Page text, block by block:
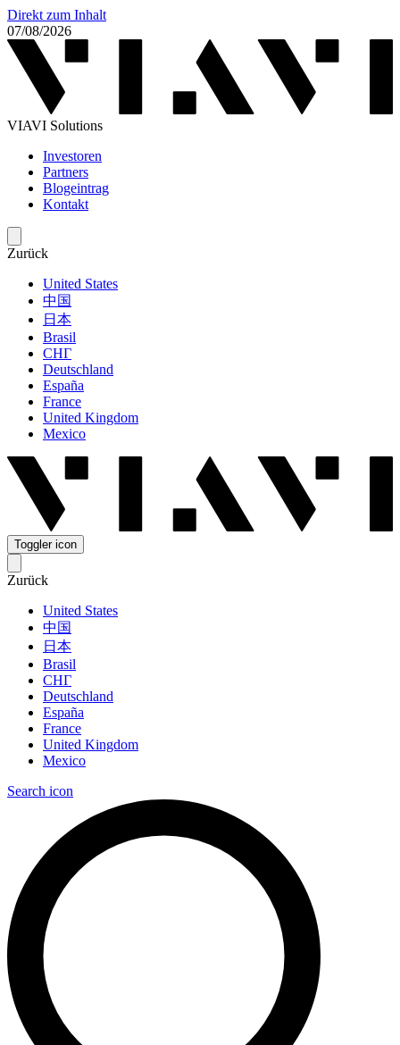
Direkt zum Inhalt
07/08/2026
VIAVI Solutions
Investoren
Partners
Blogeintrag
Kontakt
Zurück
United States
中国
日本
Brasil
СНГ
Deutschland
España
France
United Kingdom
Mexico
Toggler icon
Zurück
United States
中国
日本
Brasil
СНГ
Deutschland
España
France
United Kingdom
Mexico
Search icon